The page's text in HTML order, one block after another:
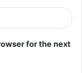
for the next